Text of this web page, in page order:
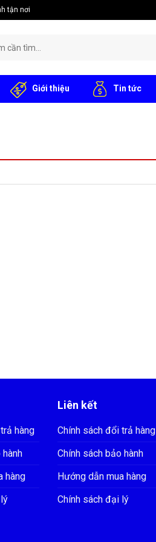
tận nơi
Giới thiệu Tin tức
hàng
hàng
Liên kết
Chính sách đổi trả hàng
Chính sách bảo hành
Hướng dẫn mua hàng
Chính sách đại lý